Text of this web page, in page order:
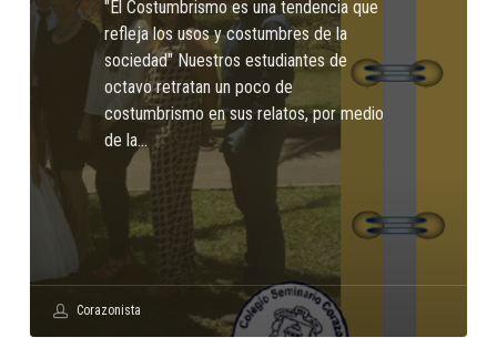
"El Costumbrismo es una tendencia que
refleja los usos y costumbres de la
sociedad" Nuestros estudiantes de
octavo retratan un poco de
costumbrismo en sus relatos, por medio
de la…
Corazonista